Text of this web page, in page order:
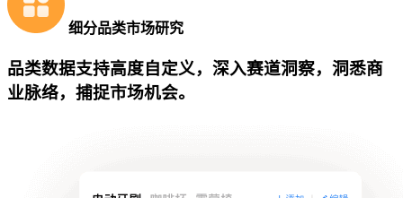
细分品类市场研究
品类数据支持高度自定义，深入赛道洞察，洞悉商
业脉络，捕捉市场机会。